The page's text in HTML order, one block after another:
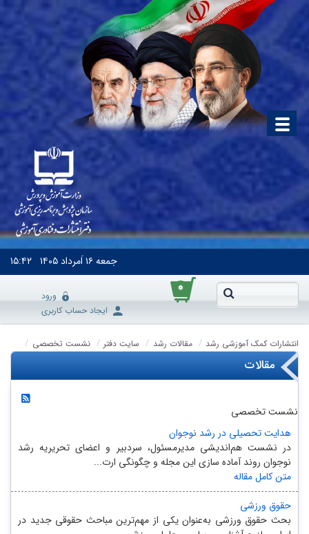
جمعه۱۶ اَمرداد ۱۴۰۵ ۱۵:۴۲
۰
ورود
ایجاد حساب کاربری
انتشارات کمک آموزشی رشد مقالات رشد سایت دفتر نشست تخصصی
مقالات
نشست تخصصی
هدایت تحصیلی در رشد نوجوان
در نشست هم‌اندیشی مدیرمسئول، سردبیر و اعضای تحریریه رشد
نوجوان روند آماده سازی این مجله و چگونگی ارت...
متن کامل مقاله
حقوق ورزشی
بحث حقوق ورزشی به‌عنوان یکی از مهم‌ترین مباحث حقوقی جدید در